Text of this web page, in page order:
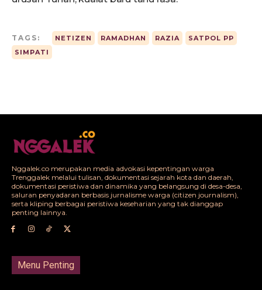
TAGS: NETIZEN RAMADHAN RAZIA
SATPOL PP
SIMPATI
Nggalek.co merupakan media advokasi kepentingan warga
Trenggalek melalui tulisan, dokumentasi sejarah kota dan daerah,
dokumentasi peristiwa dan dinamika yang belangsung di desa-desa,
saluran penyadaran berbasis jurnalisme warga (citizen journalism),
serta kliping berbagai peristiwa keseharian yang tak dianggap
penting lainnya.
Menu Penting